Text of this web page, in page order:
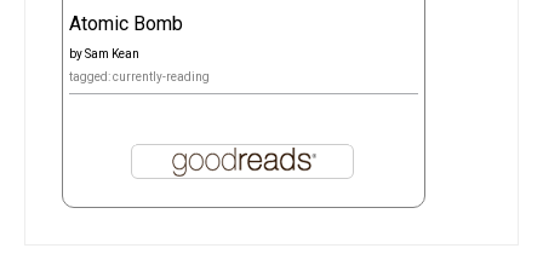
Atomic Bomb
bySam Kean
tagged: currently-reading